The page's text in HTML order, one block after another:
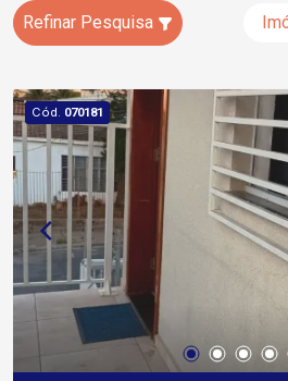
Refinar Pesquisa
Cód. 070181